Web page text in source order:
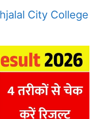
City College